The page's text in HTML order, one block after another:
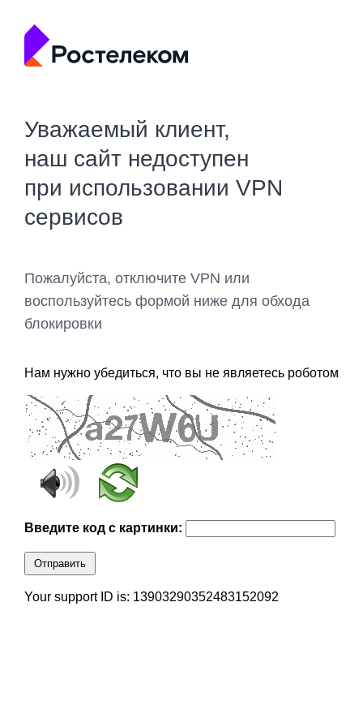
Уважаемый клиент,
наш сайт недоступен
при использовании VPN
сервисов
Пожалуйста, отключите VPN или
воспользуйтесь формой ниже для обхода
блокировки
Нам нужно убедиться, что вы не являетесь роботом
Введите код с картинки:
Отправить
Your support ID is: 13903290352483152092